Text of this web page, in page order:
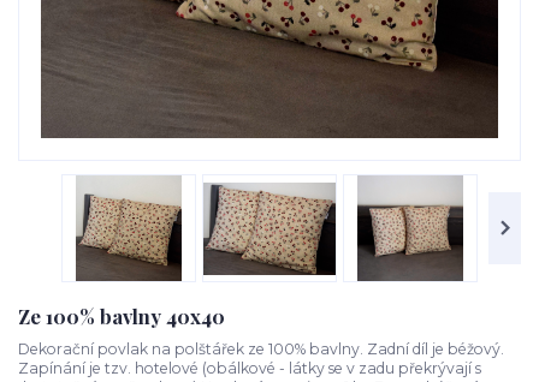
Ze 100% bavlny 40x40
Dekorační povlak na polštářek ze 100% bavlny. Zadní díl je béžový.
Zapínání je tzv. hotelové (obálkové - látky se v zadu překrývají s